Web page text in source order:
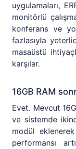
uygulamaları,
monitörlü
konferans ve
fazlasıyla
masaüstü
karşılar.
16GB RAM
Evet. Mevcut
ve sistemde
modül
performansı